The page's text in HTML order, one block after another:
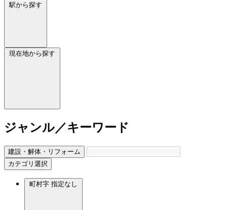
駅から探す
現在地から探す
ジャンル／キーワード
建設・解体・リフォーム
カテゴリ選択
町村字 指定なし